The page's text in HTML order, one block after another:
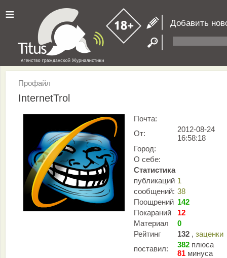
≡ Добавить
Профайл
InternetTrol
Почта:
От:
2012-08-24
16:58:18
Город:
О себе:
Статистика
публикаций 1
сообщений: 38
Поощрений 142
Покараний
12
Материал
0
Рейтинг
132 , заценки
поставил:
382 плюса
81 минуса